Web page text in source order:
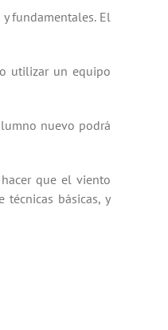
y fundamentales. El
utilizar un equipo
nuevo podrá
que el viento
técnicas básicas,y